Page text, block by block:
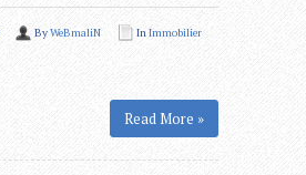
ByWeBmaliN InImmobilier
Read More »